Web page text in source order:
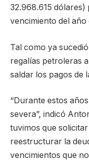
32.968.615
vencimiento del año
Tal como ya
regalías petroleras
saldar los pagos de
“Durante estos
severa”, indicó
tuvimos que
reestructurar la
vencimientos que